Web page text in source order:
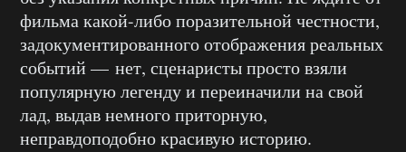
фильма какой-либо поразительной честности,
задокументированного отображения реальных
событий — нет, сценаристы просто взяли
популярную легенду и переиначили на свой
лад, выдав немного приторную,
неправдоподобно красивую историю.